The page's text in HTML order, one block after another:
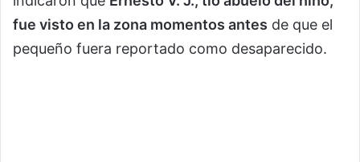
fue visto en la zona momentos antes de que el
pequeño fuera reportado como desaparecido.